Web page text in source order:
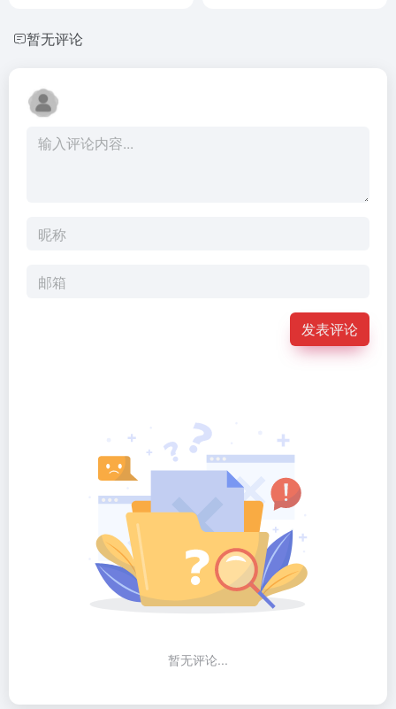
暂无评论
发表评论
暂无评论...